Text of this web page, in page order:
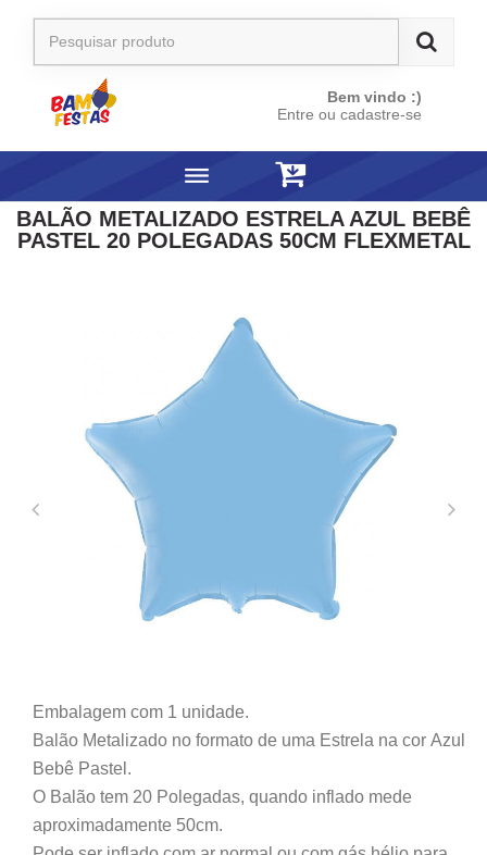
Bem vindo :)
Entre ou cadastre-se
BALÃO METALIZADO ESTRELA AZUL BEBÊ
PASTEL 20 POLEGADAS 50CM FLEXMETAL
Embalagem com 1 unidade.
Balão Metalizado no formato de uma Estrela na cor Azul
Bebê Pastel.
O Balão tem 20 Polegadas, quando inflado mede
aproximadamente 50cm.